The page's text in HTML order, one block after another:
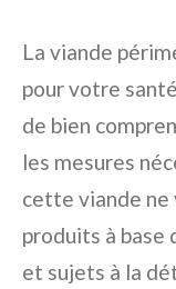
La viande
pour votre
de bien
les mesures
cette viande ne
produits à base
et sujets à la